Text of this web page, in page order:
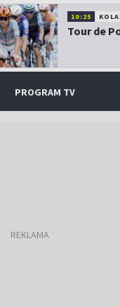
10:25
Tour de
PROGRAM TV